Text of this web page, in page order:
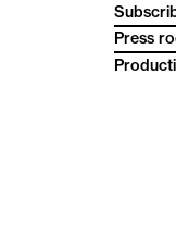
Press